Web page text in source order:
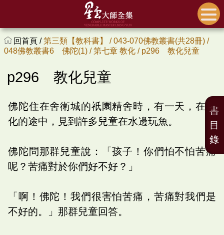
回首頁 /第三類【教科書】 /043-070佛教叢書(共28冊) /
048佛教叢書6 佛陀(1) /第七章 教化 / p296 教化兒童
p296 教化兒童
佛陀住在舍衛城的祇園精舍時，有一天，在行
化的途中，見到許多兒童在水邊玩魚。
佛陀問那群兒童說：「孩子！你們怕不怕苦痛
呢？苦痛對於你們好不好？」
「啊！佛陀！我們很害怕苦痛，苦痛對我們是
不好的。」那群兒童回答。
書
目
錄